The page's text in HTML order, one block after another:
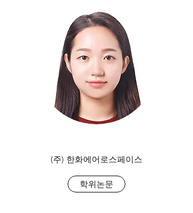
(주) 한화에어로스페이스
학위논문